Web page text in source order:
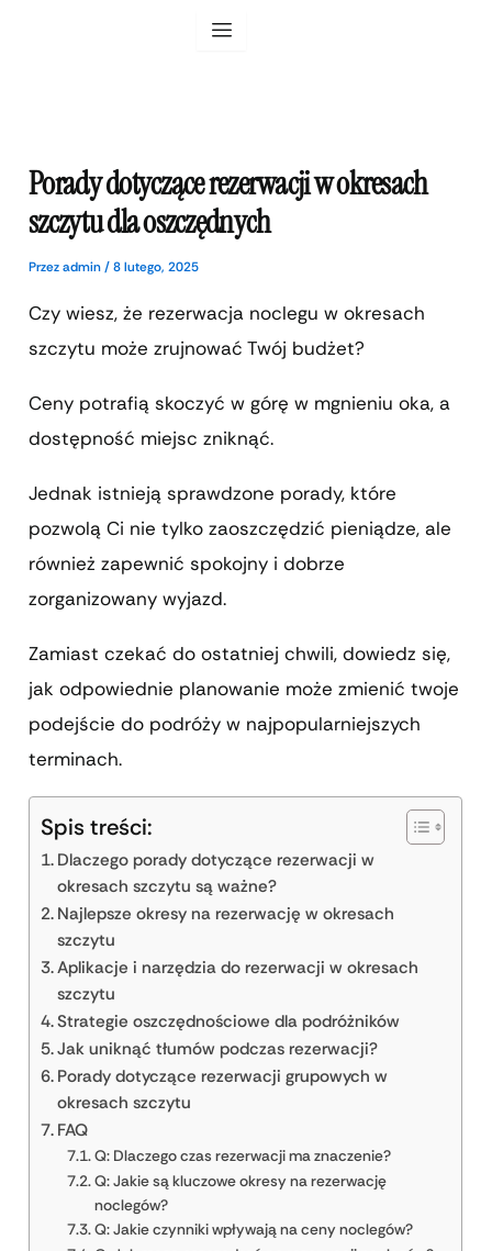
Porady dotyczące rezerwacji w okresach
szczytu dla oszczędnych
Przezadmin/8 lutego, 2025
Czy wiesz, że rezerwacja noclegu w okresach
szczytu może zrujnować Twój budżet?
Ceny potrafią skoczyć w górę w mgnieniu oka, a
dostępność miejsc zniknąć.
Jednak istnieją sprawdzone porady, które
pozwolą Ci nie tylko zaoszczędzić pieniądze, ale
również zapewnić spokojny i dobrze
zorganizowany wyjazd.
Zamiast czekać do ostatniej chwili, dowiedz się,
jak odpowiednie planowanie może zmienić twoje
podejście do podróży w najpopularniejszych
terminach.
Spis treści:
Dlaczego porady dotyczące rezerwacji w
okresach szczytu są ważne?
Najlepsze okresy na rezerwację w okresach
szczytu
Aplikacje i narzędzia do rezerwacji w okresach
szczytu
Strategie oszczędnościowe dla podróżników
Jak uniknąć tłumów podczas rezerwacji?
Porady dotyczące rezerwacji grupowych w
okresach szczytu
FAQ
Q: Dlaczego czas rezerwacji ma znaczenie?
Q: Jakie są kluczowe okresy na rezerwację
noclegów?
Q: Jakie czynniki wpływają na ceny noclegów?